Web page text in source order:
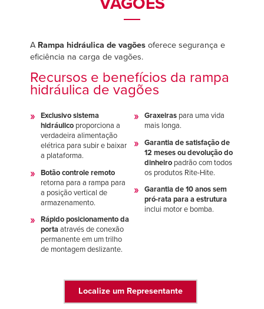
Dutch
ASIA PACIFIC
English
MIDDLE EAST/AFRICA
Dutch
ASIA PACIFIC
English
MIDDLE EAST/AFRICA
CARREIRAS
ENCONTRAR UM REPRESENTANTE
A Rampa hidráulica de vagõesoferece segurança e
eficiência na carga de vagões.
Recursos e benefícios da rampa
hidráulica de vagões
Exclusivo sistema
hidráulicoproporciona a
verdadeira alimentação
elétrica para subir e baixar
a plataforma.
Botão controle remoto
retorna para a rampa para
a posição vertical de
armazenamento.
Rápido posicionamento da
portaatravés de conexão
permanente em um trilho
de montagem deslizante.
Graxeiras para uma vida
mais longa.
Garantia de satisfação de
12 meses ou devolução do
dinheiro padrão com todos
os produtos Rite-Hite.
Garantia de 10 anos sem
pró-rata para a estrutura
inclui motor e bomba.
Localize um Representante